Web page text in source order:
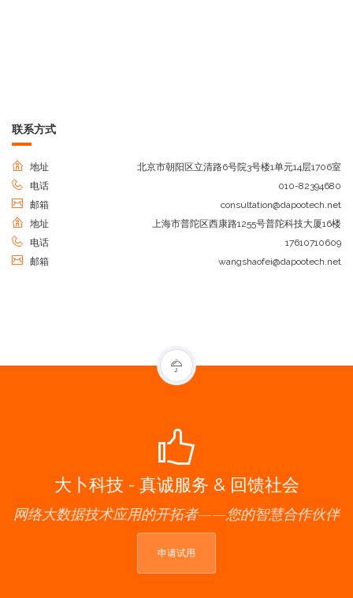
联系方式
地址 北京市朝阳区立清路6号院3号楼1单元14层1706室
电话 010-82394680
邮箱 consultation@dapootech.net
地址 上海市普陀区西康路1255号普陀科技大厦16楼
电话 17610710609
邮箱 wangshaofei@dapootech.net
大卜科技 - 真诚服务 & 回馈社会
网络大数据技术应用的开拓者——您的智慧合作伙伴
申请试用